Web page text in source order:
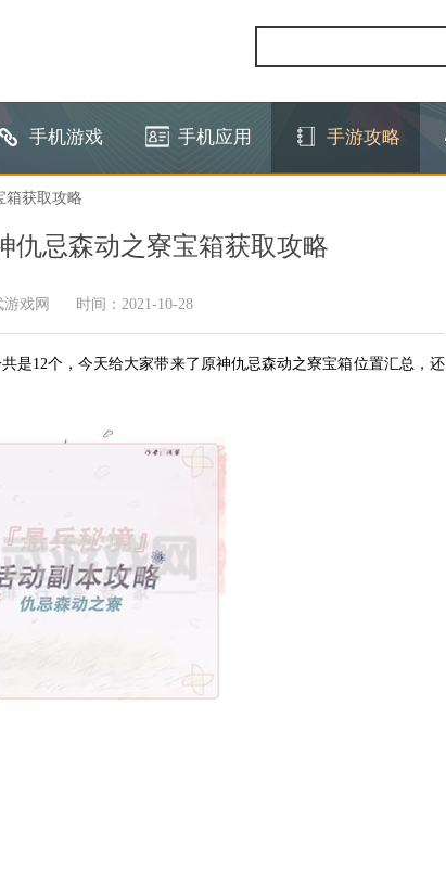
手机游戏 手机应用 手游攻略
箱获取攻略
仇忌森动之寮宝箱获取攻略
戏网 时间：2021-10-28
是12个，今天给大家带来了原神仇忌森动之寮宝箱位置汇总，还